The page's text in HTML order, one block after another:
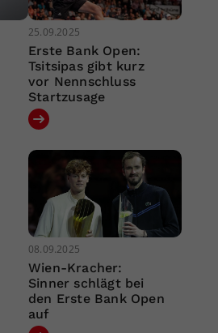
25.09.2025
Erste Bank Open:
Tsitsipas gibt kurz
vor Nennschluss
Startzusage
08.09.2025
Wien-Kracher:
Sinner schlägt bei
den Erste Bank Open
auf